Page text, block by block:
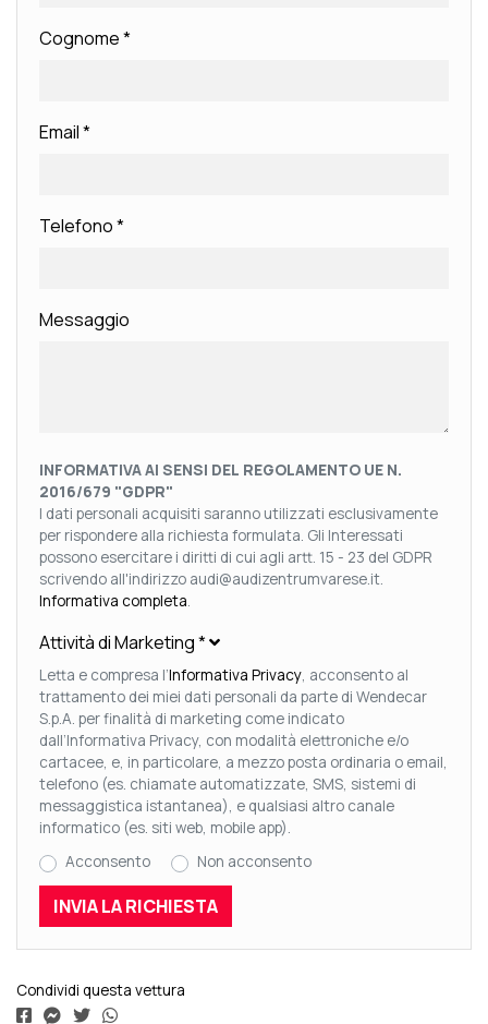
Cognome*
Email*
Telefono*
Messaggio
INFORMATIVA AI SENSI DEL REGOLAMENTO UE N.
2016/679 "GDPR"
I dati personali acquisiti saranno utilizzati esclusivamente
per rispondere alla richiesta formulata. Gli Interessati
possono esercitare i diritti di cui agli artt. 15 - 23 del GDPR
scrivendo all'indirizzo audi@audizentrumvarese.it.
Informativa completa.
Attività di Marketing*
Letta e compresa l’Informativa Privacy, acconsento al
trattamento dei miei dati personali da parte di Wendecar
S.p.A. per finalità di marketing come indicato
dall’Informativa Privacy, con modalità elettroniche e/o
cartacee, e, in particolare, a mezzo posta ordinaria o email,
telefono (es. chiamate automatizzate, SMS, sistemi di
messaggistica istantanea), e qualsiasi altro canale
informatico (es. siti web, mobile app).
Acconsento
Non acconsento
Condividi questa vettura